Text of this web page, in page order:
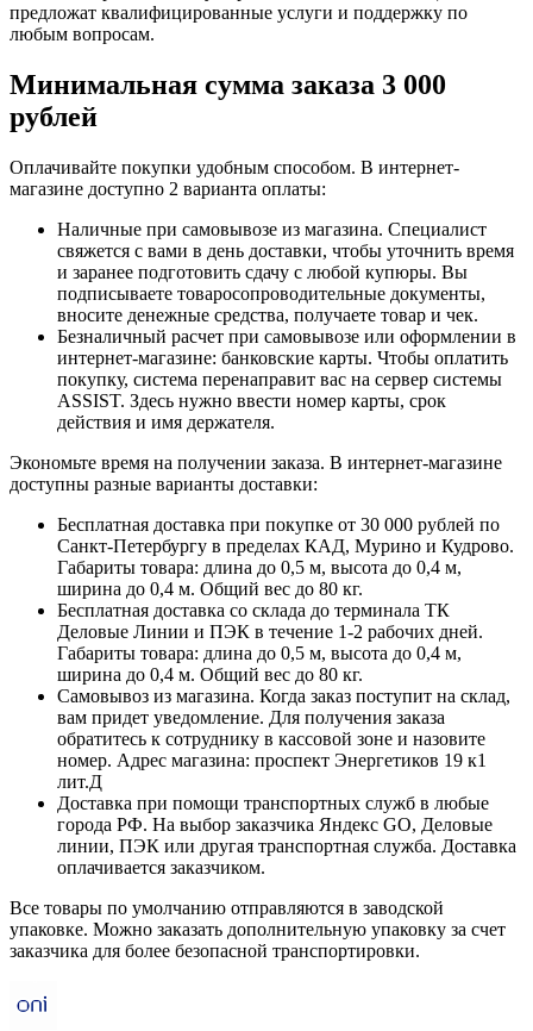
предложат квалифицированные услуги и поддержку по
любым вопросам.
Минимальная сумма заказа 3 000
рублей
Оплачивайте покупки удобным способом. В интернет-
магазине доступно 2 варианта оплаты:
Наличные при самовывозе из магазина. Специалист
свяжется с вами в день доставки, чтобы уточнить время
и заранее подготовить сдачу с любой купюры. Вы
подписываете товаросопроводительные документы,
вносите денежные средства, получаете товар и чек.
Безналичный расчет при самовывозе или оформлении в
интернет-магазине: банковские карты. Чтобы оплатить
покупку, система перенаправит вас на сервер системы
ASSIST. Здесь нужно ввести номер карты, срок
действия и имя держателя.
Экономьте время на получении заказа. В интернет-магазине
доступны разные варианты доставки:
Бесплатная доставка при покупке от 30 000 рублей по
Санкт-Петербургу в пределах КАД, Мурино и Кудрово.
Габариты товара: длина до 0,5 м, высота до 0,4 м,
ширина до 0,4 м. Общий вес до 80 кг.
Бесплатная доставка со склада до терминала ТК
Деловые Линии и ПЭК в течение 1-2 рабочих дней.
Габариты товара: длина до 0,5 м, высота до 0,4 м,
ширина до 0,4 м. Общий вес до 80 кг.
Самовывоз из магазина. Когда заказ поступит на склад,
вам придет уведомление. Для получения заказа
обратитесь к сотруднику в кассовой зоне и назовите
номер. Адрес магазина: проспект Энергетиков 19 к1
лит.Д
Доставка при помощи транспортных служб в любые
города РФ. На выбор заказчика Яндекс GO, Деловые
линии, ПЭК или другая транспортная служба. Доставка
оплачивается заказчиком.
Все товары по умолчанию отправляются в заводской
упаковке. Можно заказать дополнительную упаковку за счет
заказчика для более безопасной транспортировки.